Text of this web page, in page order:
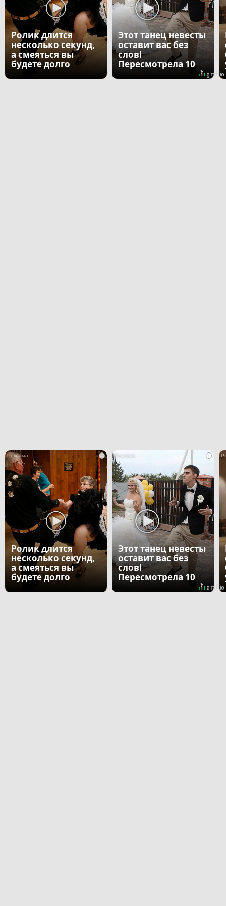
Ролик длится
несколько секунд,
а смеяться вы
будете долго
Этот танец невесты
оставит вас без
слов!
Пересмотрела 10
i
Ролик длится
несколько секунд,
а смеяться вы
будете долго
i
Этот танец невесты
оставит вас без
слов!
Пересмотрела 10